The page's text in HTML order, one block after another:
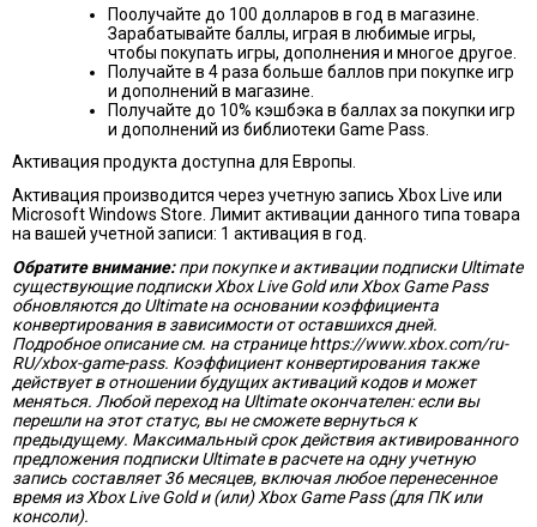
Поолучайте до 100 долларов в год в магазине.
Зарабатывайте баллы, играя в любимые игры,
чтобы покупать игры, дополнения и многое другое.
Получайте в 4 раза больше баллов при покупке игр
и дополнений в магазине.
Получайте до 10% кэшбэка в баллах за покупки игр
и дополнений из библиотеки Game Pass.
Активация продукта доступна для Европы.
Активация производится через учетную запись Xbox Live или
Microsoft Windows Store. Лимит активации данного типа товара
на вашей учетной записи: 1 активация в год.
Обратите внимание:при покупке и активации подписки Ultimate
существующие подписки Xbox Live Gold или Xbox Game Pass
обновляются до Ultimate на основании коэффициента
конвертирования в зависимости от оставшихся дней.
Подробное описание см. на странице https://www.xbox.com/ru-
RU/xbox-game-pass. Коэффициент конвертирования также
действует в отношении будущих активаций кодов и может
меняться. Любой переход на Ultimate окончателен: если вы
перешли на этот статус, вы не сможете вернуться к
предыдущему. Максимальный срок действия активированного
предложения подписки Ultimate в расчете на одну учетную
запись составляет 36 месяцев, включая любое перенесенное
время из Xbox Live Gold и (или) Xbox Game Pass (для ПК или
консоли).